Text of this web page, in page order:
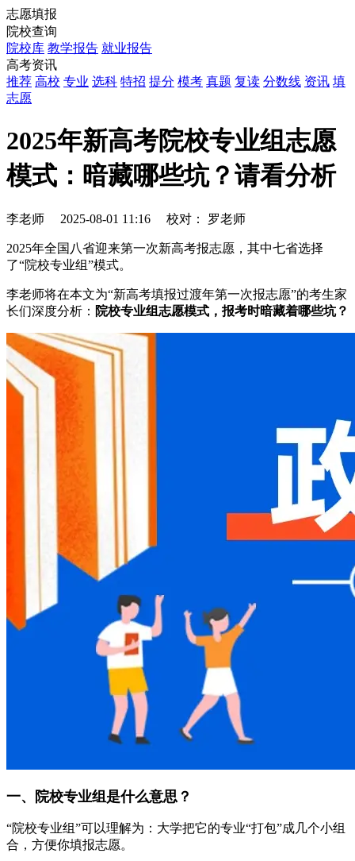
志愿填报
院校查询
院校库 教学报告 就业报告
高考资讯
推荐 高校 专业 选科 特招 提分 模考 真题 复读 分数线 资讯 填
志愿
2025年新高考院校专业组志愿
模式：暗藏哪些坑？请看分析
李老师 2025-08-01 11:16 校对： 罗老师
2025年全国八省迎来第一次新高考报志愿，其中七省选择
了“院校专业组”模式。
李老师将在本文为“新高考填报过渡年第一次报志愿”的考生家
长们深度分析： 院校专业组志愿模式，报考时暗藏着哪些坑？
一、院校专业组是什么意思？
“院校专业组”可以理解为：大学把它的专业“打包”成几个小组
合，方便你填报志愿。